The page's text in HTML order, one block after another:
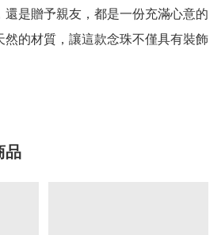
還是贈予親友，都是一份充滿心意的
然的材質，讓這款念珠不僅具有裝飾
品